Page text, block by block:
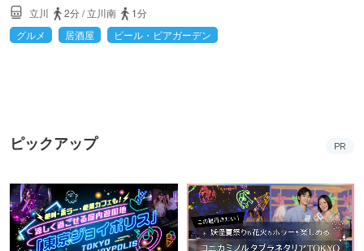
立川
2分/立川南
1分
グルメ
居酒屋 ビール・ビアガーデン
ピックアップ PR